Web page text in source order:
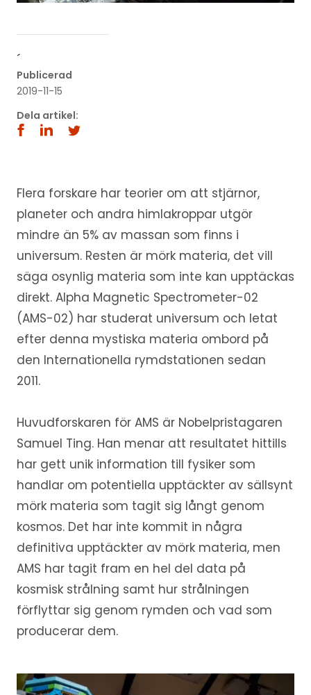
´
Publicerad
2019-11-15
Dela artikel:
Flera forskare har teorier om att stjärnor,
planeter och andra himlakroppar utgör
mindre än 5% av massan som finns i
universum. Resten är mörk materia, det vill
säga osynlig materia som inte kan upptäckas
direkt. Alpha Magnetic Spectrometer-02
(AMS-02) har studerat universum och letat
efter denna mystiska materia ombord på
den Internationella rymdstationen sedan
2011.
Huvudforskaren för AMS är Nobelpristagaren
Samuel Ting. Han menar att resultatet hittills
har gett unik information till fysiker som
handlar om potentiella upptäckter av sällsynt
mörk materia som tagit sig långt genom
kosmos. Det har inte kommit in några
definitiva upptäckter av mörk materia, men
AMS har tagit fram en hel del data på
kosmisk strålning samt hur strålningen
förflyttar sig genom rymden och vad som
producerar dem.